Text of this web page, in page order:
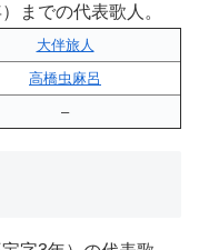
までの代表歌人。
大伴旅人
高橋虫麻呂
–